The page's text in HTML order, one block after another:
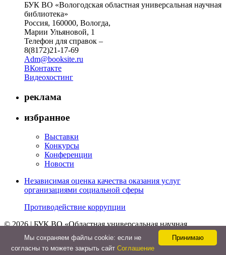
БУК ВО «Вологодская областная универсальная научная
библиотека»
Россия, 160000, Вологда,
Марии Ульяновой, 1
Телефон для справок –
8(8172)21-17-69
Adm@booksite.ru
ВКонтакте
Видеохостинг
реклама
избранное
Выставки
Конкурсы
Конференции
Новости
Независимая оценка качества оказания услуг
организациями социальной сферы
Противодействие коррупции
© 2026 | БУК ВО «Областная универсальная научная
библиотека»
Принимаю
Мы cохраняем файлы cookie: если не
согласны то можете закрыть сайт Соглашение